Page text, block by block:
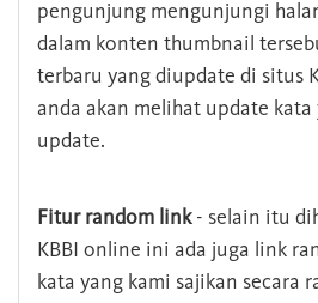
pengunjung mengunjungi
dalam konten thumbnail
terbaru yang diupdate di situs
anda akan melihat update kata
update.
Fitur random link- selain itu
KBBI online ini ada juga link
kata yang kami sajikan secara